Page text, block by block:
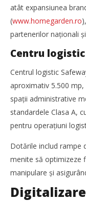
Safeway a investit
centru logistic
Redacția
atât expansiunea
(www.homegarden.ro
partenerilor naționali
Centru
Centrul logistic
aproximativ 5.500
spații administrative
standardele Clasa A,
pentru operațiuni
Dotările includ rampe
menite să optimizeze
manipulare și